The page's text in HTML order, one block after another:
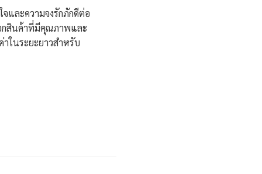
และความจงรักภักดีต่อ
กสินค้าที่มีคุณภาพและ
ในระยะยาวสำหรับ